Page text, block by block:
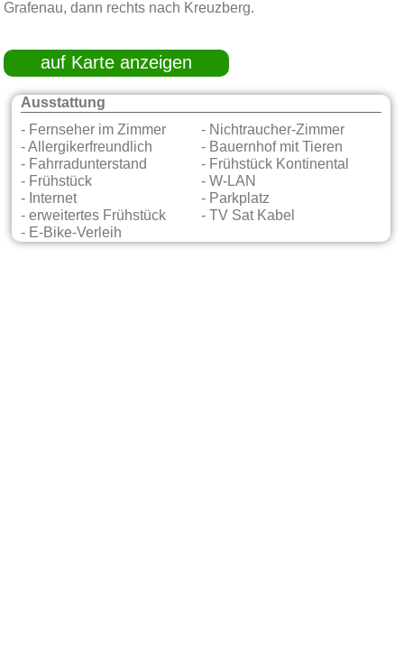
Grafenau, dann rechts nach Kreuzberg.
auf Karte anzeigen
Ausstattung
- Fernseher im Zimmer
- Nichtraucher-Zimmer
- Allergikerfreundlich
- Bauernhof mit Tieren
- Fahrradunterstand
- Frühstück Kontinental
- Frühstück
- W-LAN
- Internet
- Parkplatz
- erweitertes Frühstück
- TV Sat Kabel
- E-Bike-Verleih